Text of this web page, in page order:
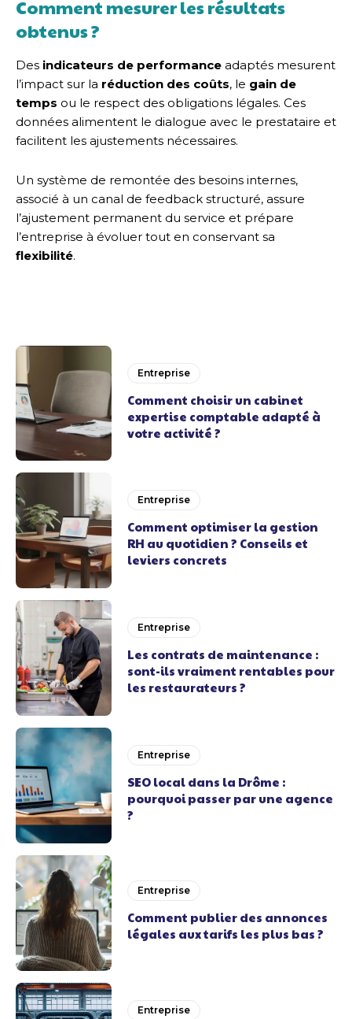
Comment mesurer les résultats
obtenus ?
Des indicateurs de performance adaptés mesurent
l’impact sur la réduction des coûts, le gain de
temps ou le respect des obligations légales. Ces
données alimentent le dialogue avec le prestataire et
facilitent les ajustements nécessaires.
Un système de remontée des besoins internes,
associé à un canal de feedback structuré, assure
l’ajustement permanent du service et prépare
l’entreprise à évoluer tout en conservant sa
flexibilité.
Entreprise
Comment choisir un cabinet
expertise comptable adapté à
votre activité ?
Entreprise
Comment optimiser la gestion
RH au quotidien ? Conseils et
leviers concrets
Entreprise
Les contrats de maintenance :
sont-ils vraiment rentables pour
les restaurateurs ?
Entreprise
SEO local dans la Drôme :
pourquoi passer par une agence
?
Entreprise
Comment publier des annonces
légales aux tarifs les plus bas ?
Entreprise